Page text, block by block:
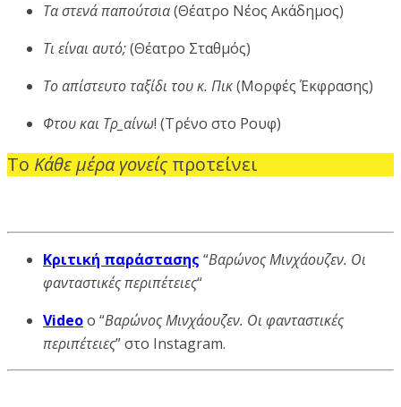
Τα στενά παπούτσια(Θέατρο Νέος Ακάδημος)
Τι είναι αυτό;(Θέατρο Σταθμός)
Το απίστευτο ταξίδι του κ. Πικ(Μορφές Έκφρασης)
Φτου και Τρ_αίνω! (Τρένο στο Ρουφ)
Το Κάθε μέρα γονείς προτείνει
Κριτική παράστασης “Βαρώνος Μινχάουζεν. Οι
φανταστικές περιπέτειες“
Videoο “Βαρώνος Μινχάουζεν. Οι φανταστικές
περιπέτειες” στο Instagram.